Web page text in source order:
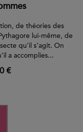
de théories des
lui-même, de
qu’il s’agit. On
a accomplies...
€